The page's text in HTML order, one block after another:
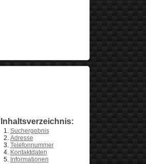
Inhaltsverzeichnis:
Suchergebnis
Adresse
Telefonnummer
Kontaktdaten
Informationen